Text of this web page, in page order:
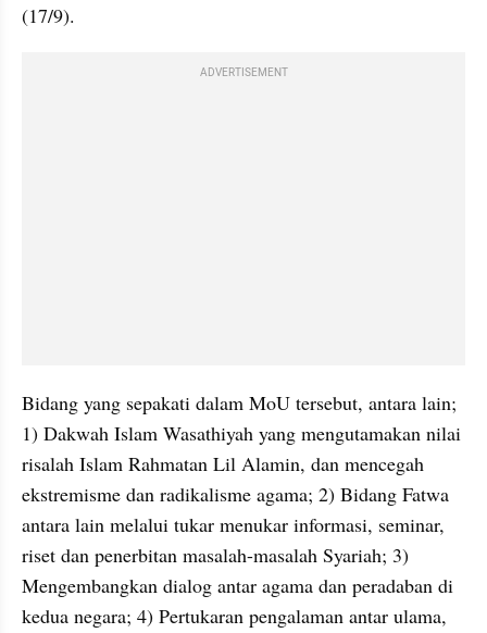
(17/9).
ADVERTISEMENT
Bidang yang sepakati dalam MoU tersebut, antara lain;
1) Dakwah Islam Wasathiyah yang mengutamakan nilai
risalah Islam Rahmatan Lil Alamin, dan mencegah
ekstremisme dan radikalisme agama; 2) Bidang Fatwa
antara lain melalui tukar menukar informasi, seminar,
riset dan penerbitan masalah-masalah Syariah; 3)
Mengembangkan dialog antar agama dan peradaban di
kedua negara; 4) Pertukaran pengalaman antar ulama,